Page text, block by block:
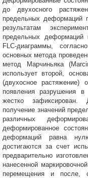
до двухосного
предельных деформаций
результатам
предельных деформаций
FLC-диаграммы,
основных метода
метод Марчиньяка
использует второй,
(двухосное растяжение)
появления разрушения
жестко зафиксирован.
получение значений
различных
деформированное
деформаций равна
достигаются за счет
предварительно
нанесенной
перемещения и после,